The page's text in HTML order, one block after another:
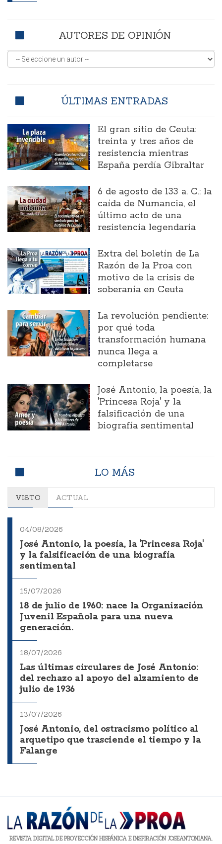
AUTORES DE OPINIÓN
ÚLTIMAS ENTRADAS
El gran sitio de Ceuta:
treinta y tres años de
resistencia mientras
España perdía Gibraltar
6 de agosto de 133 a. C.: la
caída de Numancia, el
último acto de una
resistencia legendaria
Extra del boletín de La
Razón de la Proa con
motivo de la crisis de
soberanía en Ceuta
La revolución pendiente:
por qué toda
transformación humana
nunca llega a
completarse
José Antonio, la poesía, la
'Princesa Roja' y la
falsificación de una
biografía sentimental
LO MÁS
VISTO ACTUAL
04/08/2026
José Antonio, la poesía, la 'Princesa Roja'
y la falsificación de una biografía
sentimental
15/07/2026
18 de julio de 1960: nace la Organización
Juvenil Española para una nueva
generación.
18/07/2026
Las últimas circulares de José Antonio:
del rechazo al apoyo del alzamiento de
julio de 1936
13/07/2026
José Antonio, del ostracismo político al
arquetipo que trasciende el tiempo y la
Falange
REVISTA DIGITAL DE PROYECCIÓN HISPÁNICA E INSPIRACIÓN JOSEANTONIANA.